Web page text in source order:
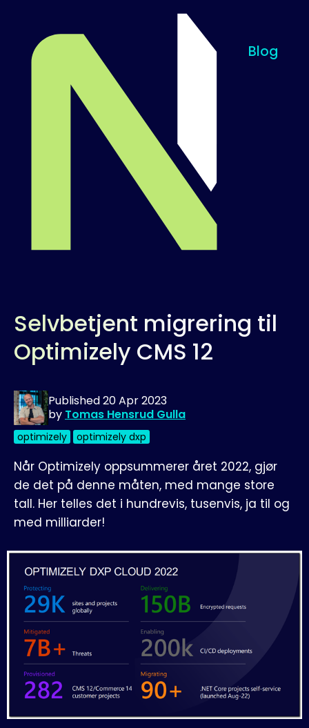
Blog
Selvbetjent migrering til
Optimizely CMS 12
Published20 Apr 2023
by Tomas Hensrud Gulla
optimizely optimizely dxp
Når Optimizely oppsummerer året 2022, gjør
de det på denne måten, med mange store
tall. Her telles det i hundrevis, tusenvis, ja til og
med milliarder!